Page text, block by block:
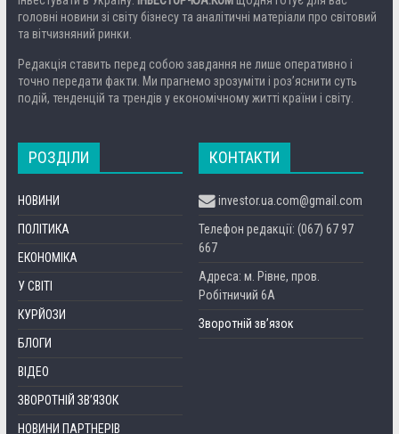
головні новини зі світу бізнесу та аналітичні матеріали про світовий
та вітчизняний ринки.
Редакція ставить перед собою завдання не лише оперативно і
точно передати факти. Ми прагнемо зрозуміти і роз’яснити суть
подій, тенденцій та трендів у економічному житті країни і світу.
РОЗДІЛИ
НОВИНИ
ПОЛІТИКА
ЕКОНОМІКА
У СВІТІ
КУРЙОЗИ
БЛОГИ
ВІДЕО
ЗВОРОТНІЙ ЗВ’ЯЗОК
НОВИНИ ПАРТНЕРІВ
КОНТАКТИ
investor.ua.com@gmail.com
Телефон редакції: (067) 67 97
667
Адреса: м. Рівне, пров.
Робітничий 6А
Зворотній зв’язок